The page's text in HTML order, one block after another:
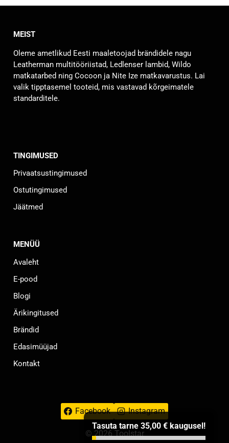
Valikuid
teha
tootelehel.
MEIST
Oleme ametlikud Eesti maaletoojad brändidele nagu
Leatherman multitööriistad, Ledlenser lambid, Wildo
matkatarbed ning Cocoon ja Nite Ize matkavarustus. Lai
valik tipptasemel tooteid, mis vastavad kõrgeimatele
standarditele.
TINGIMUSED
Privaatsustingimused
Ostutingimused
Jäätmed
MENÜÜ
Avaleht
E-pood
Blogi
Ärikingitused
Brändid
Edasimüüjad
Kontakt
Facebook Instagram
© 2026 Toolstar
Tasuta tarne 35,00 € kaugusel!